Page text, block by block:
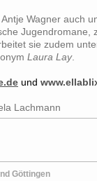
Wagner auch
Jugendromane,
sie zudem
Laura Lay.
und
Lachmann
Göttingen